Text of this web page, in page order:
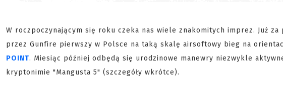
W roczpoczynającym się roku czeka nas wiele znakomitych imprez. Już
przez Gunfire pierwszy w Polsce na taką skalę airsoftowy bieg na
POINT. Miesiąc później odbędą się urodzinowe manewry niezwykle
kryptonimie "Mangusta 5" (szczegóły wkrótce).